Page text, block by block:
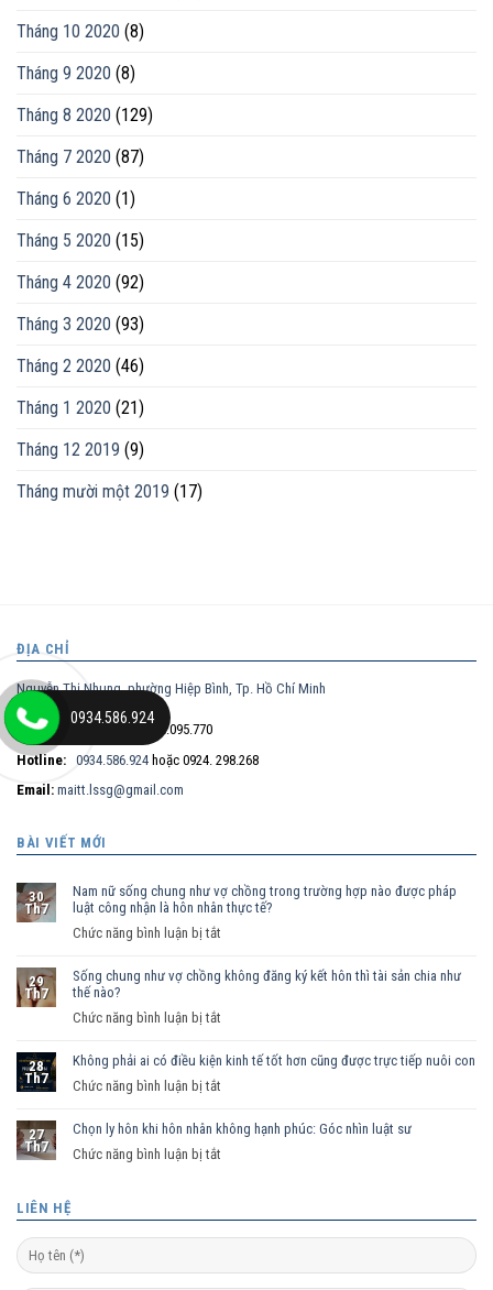
Tháng 10 2020 (8)
Tháng 9 2020 (8)
Tháng 8 2020 (129)
Tháng 7 2020 (87)
Tháng 6 2020 (1)
Tháng 5 2020 (15)
Tháng 4 2020 (92)
Tháng 3 2020 (93)
Tháng 2 2020 (46)
Tháng 1 2020 (21)
Tháng 12 2019 (9)
Tháng mười một 2019 (17)
ĐỊA CHỈ
Nguyễn Thị Nhung, phường Hiệp Bình, Tp. Hồ Chí Minh
Điện thoại trực tiếp:
0932.095.770
Hotline: 0934.586.924 hoặc 0924. 298.268
Email: maitt.lssg@gmail.com
BÀI VIẾT MỚI
30
Th7
Nam nữ sống chung như vợ chồng trong trường hợp nào được pháp
luật công nhận là hôn nhân thực tế?
Chức năng bình luận bị tắt
nữ
vợ
trường
pháp
luật
29
Th7
Sống chung như vợ chồng không đăng ký kết hôn thì tài sản chia như
thế nào?
Chức năng bình luận bị tắt
chung
chồng
hôn
28
Th7
Không phải ai có điều kiện kinh tế tốt hơn cũng được trực tiếp nuôi con
Chức năng bình luận bị tắt
phải
kiện
kinh
27
Th7
Chọn ly hôn khi hôn nhân không hạnh phúc: Góc nhìn luật sư
Chức năng bình luận bị tắt
hôn
khi
nhân
LIÊN HỆ
0934.586.924